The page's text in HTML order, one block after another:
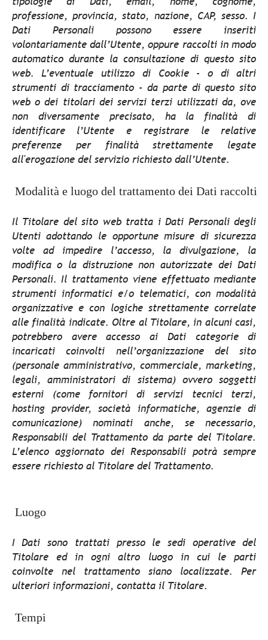
professione, provincia, stato, nazione, CAP, sesso. I
Dati Personali possono essere inseriti
volontariamente dall’Utente, oppure raccolti in modo
automatico durante la consultazione di questo sito
web. L’eventuale utilizzo di Cookie - o di altri
strumenti di tracciamento - da parte di questo sito
web o dei titolari dei servizi terzi utilizzati da, ove
non diversamente precisato, ha la finalità di
identificare l’Utente e registrare le relative
preferenze per finalità strettamente legate
all'erogazione del servizio richiesto dall’Utente.
Modalità e luogo del trattamento dei Dati raccolti
Il Titolare del sito web tratta i Dati Personali degli
Utenti adottando le opportune misure di sicurezza
volte ad impedire l’accesso, la divulgazione, la
modifica o la distruzione non autorizzate dei Dati
Personali. Il trattamento viene effettuato mediante
strumenti informatici e/o telematici, con modalità
organizzative e con logiche strettamente correlate
alle finalità indicate. Oltre al Titolare, in alcuni casi,
potrebbero avere accesso ai Dati categorie di
incaricati coinvolti nell’organizzazione del sito
(personale amministrativo, commerciale, marketing,
legali, amministratori di sistema) ovvero soggetti
esterni (come fornitori di servizi tecnici terzi,
hosting provider, società informatiche, agenzie di
comunicazione) nominati anche, se necessario,
Responsabili del Trattamento da parte del Titolare.
L’elenco aggiornato dei Responsabili potrà sempre
essere richiesto al Titolare del Trattamento.
Luogo
I Dati sono trattati presso le sedi operative del
Titolare ed in ogni altro luogo in cui le parti
coinvolte nel trattamento siano localizzate. Per
ulteriori informazioni, contatta il Titolare.
Tempi